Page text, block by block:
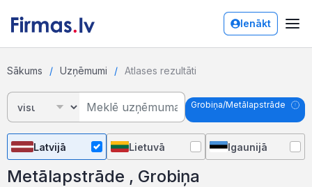
Ienākt
Sākums Uzņēmumi Atlases rezultāti
Grobiņa/Metālapstrāde
Latvijā Lietuvā Igaunijā
Metālapstrāde , Grobiņa